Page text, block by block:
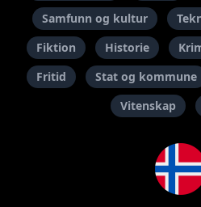
Samfunn og kultur
Fiktion
Historie
Fritid
Stat og kommune
Vitenskap